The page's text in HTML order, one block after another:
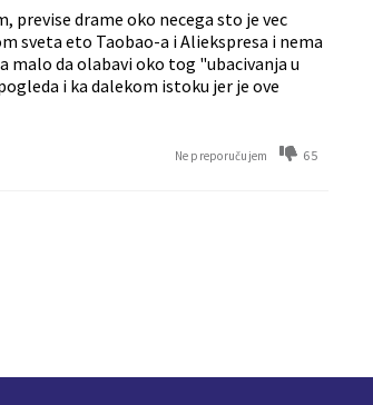
previse drame oko necega sto je vec
sveta eto Taobao-a i Aliekspresa i nema
malo da olabavi oko tog "ubacivanja u
i ka dalekom istoku jer je ove
Ne preporučujem 65